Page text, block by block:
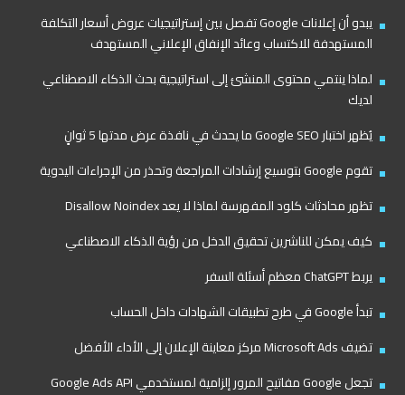
يبدو أن إعلانات Google تفصل بين إستراتيجيات عروض أسعار التكلفة
المستهدفة للاكتساب وعائد الإنفاق الإعلاني المستهدف
لماذا ينتمي محتوى المنشئ إلى استراتيجية بحث الذكاء الاصطناعي
لديك
يُظهر اختبار Google SEO ما يحدث في نافذة عرض مدتها 5 ثوانٍ
تقوم Google بتوسيع إرشادات المراجعة وتحذر من الإجراءات اليدوية
تظهر محادثات كلود المفهرسة لماذا لا يعد Disallow Noindex
كيف يمكن للناشرين تحقيق الدخل من رؤية الذكاء الاصطناعي
يربط ChatGPT معظم أسئلة السفر
تبدأ Google في طرح تطبيقات الشهادات داخل الحساب
تضيف Microsoft Ads مركز معاينة الإعلان إلى الأداء الأفضل
تجعل Google مفاتيح المرور إلزامية لمستخدمي Google Ads API